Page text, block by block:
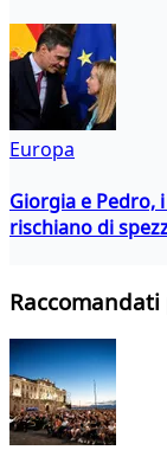
Europa
Giorgia e Pedro,
rischiano di